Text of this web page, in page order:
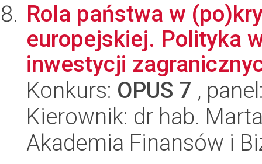
Rola państwa w
europejskiej. Polityka
inwestycji
Konkurs: OPUS 7 ,
Kierownik: dr hab.
Akademia Finansów i